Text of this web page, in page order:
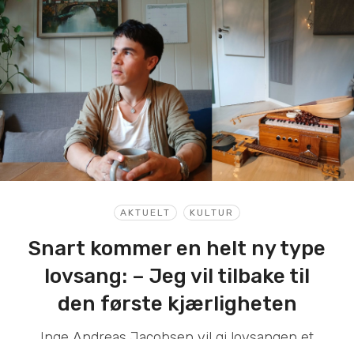
AKTUELT KULTUR
Snart kommer en helt ny type
lovsang: – Jeg vil tilbake til
den første kjærligheten